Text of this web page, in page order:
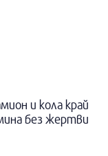
и кола край
без жертви